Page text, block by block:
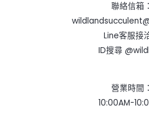
聯絡信箱：
Line客服接
ID搜尋
營業時間：
10:00AM-